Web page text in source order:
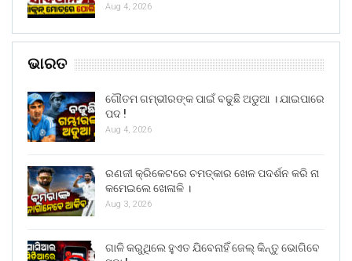
Aug 4, 2026
ଭାରତ
ଗୌତମ ଗମ୍ଭୀରଙ୍କ ପାଇଁ ବଢୁଛି ଅଡୁଆ । ଯାଇପାରେ
ପଦ !
Aug 4, 2026
ରଣଜୀ କ୍ରିକେଟରେ ଚମତ୍କାର ଖେଳ ପଦର୍ଶନ କରି ନା
କମେଇଲେ ଖେଳାଳି ।
Aug 3, 2026
ଗାଳି କରୁଥିଲେ ହୁଏତ ଯିବେନାହିଁ ଜେଲ୍ କିନ୍ତୁ ଭୋଗିବେ